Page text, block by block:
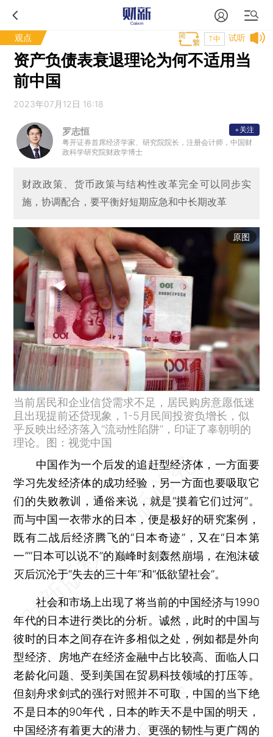
观点 试听
T中
资产负债表衰退理论为何不适用当
前中国
2023年07月12日 16:18
罗志恒
粤开证券首席经济学家、研究院院长，注册会计师，中国财
政科学研究院财政学博士
+关注
财政政策、货币政策与结构性改革完全可以同步实
施，协调配合，要平衡好短期应急和中长期改革
原图
当前居民和企业信贷需求不足，居民购房意愿低迷
且出现提前还贷现象，1-5月民间投资负增长，似
乎反映出经济落入“流动性陷阱”，印证了辜朝明的
理论。图：视觉中国
中国作为一个后发的追赶型经济体，一方面要
学习先发经济体的成功经验，另一方面也要吸取它
们的失败教训，通俗来说，就是“摸着它们过河”。
而与中国一衣带水的日本，便是极好的研究案例，
既有二战后经济腾飞的“日本奇迹”，又在“日本第
一”“日本可以说不”的巅峰时刻轰然崩塌，在泡沫破
灭后沉沦于“失去的三十年”和“低欲望社会”。
社会和市场上出现了将当前的中国经济与1990
年代的日本进行类比的分析。诚然，此时的中国与
彼时的日本之间存在许多相似之处，例如都是外向
型经济、房地产在经济金融中占比较高、面临人口
老龄化问题、受到美国在贸易科技领域的打压等。
但刻舟求剑式的强行对照并不可取，中国的当下绝
不是日本的90年代，日本的昨天不是中国的明天，
中国经济有着更大的潜力、更强的韧性与更广阔的